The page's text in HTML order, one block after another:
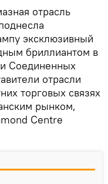
отрасль
эксклюзивный
бриллиантом в
Соединенных
отрасли
торговых связях
рынком,
Centre